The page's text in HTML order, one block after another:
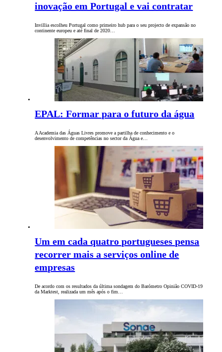
inovação em Portugal e vai contratar
Invillia escolheu Portugal como primeiro hub para o seu projecto de expansão no
continente europeu e até final de 2020…
EPAL: Formar para o futuro da água
A Academia das Águas Livres promove a partilha de conhecimento e o
desenvolvimento de competências no sector da Água e…
Um em cada quatro portugueses pensa
recorrer mais a serviços online de
empresas
De acordo com os resultados da última sondagem do Barómetro Opinião COVID-19
da Marktest, realizada um mês após o fim…